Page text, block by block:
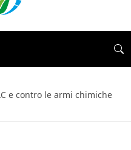
e contro le armi chimiche